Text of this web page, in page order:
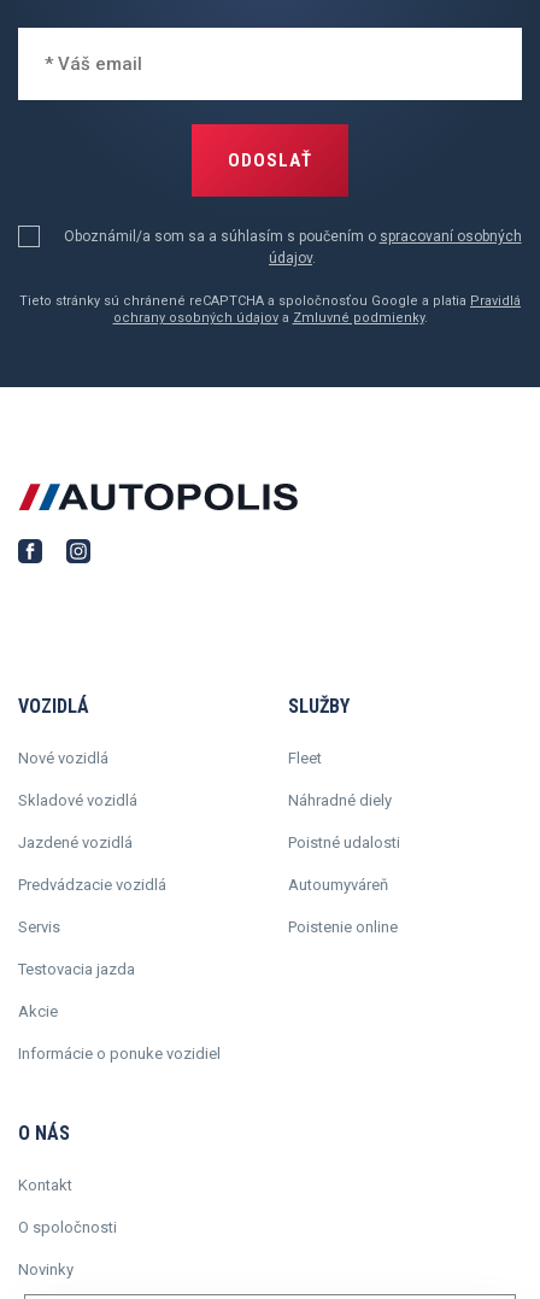
ODOSLAŤ
Oboznámil/a som sa a súhlasím s poučením o spracovaní osobných
údajov.
Tieto stránky sú chránené reCAPTCHA a spoločnosťou Google a platia Pravidlá
ochrany osobných údajova Zmluvné podmienky.
VOZIDLÁ
Nové vozidlá
Skladové vozidlá
Jazdené vozidlá
Predvádzacie vozidlá
Servis
Testovacia jazda
Akcie
Informácie o ponuke vozidiel
SLUŽBY
Fleet
Náhradné diely
Poistné udalosti
Autoumyváreň
Poistenie online
O NÁS
Kontakt
O spoločnosti
Novinky